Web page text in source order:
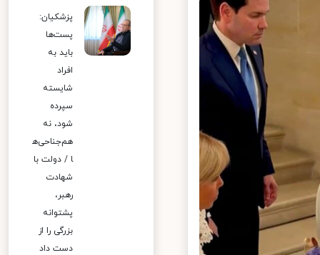
پزشکیان:
پست‌ها
باید به
افراد
شایسته
سپرده
شود، نه
هم‌جناحی‌ه
ا / دولت با
شهادت
رهبر،
پشتوانه
بزرگی را از
دست داد